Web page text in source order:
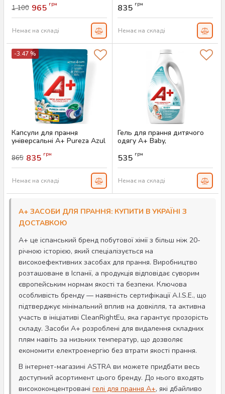
Артикул:AS-00444
1 100 965 грн
Немає на складі
Артикул:
835 грн
Немає на складі
-3.47 %
Капсули для прання
універсальні A+ Pureza Azul
Артикул: AS-00145
865 835 грн
Немає на складі
Гель для прання дитячого
одягу A+ Baby,
прань)
Артикул:AS-00001
535 грн
Немає на складі
A+ ЗАСОБИ ДЛЯ ПРАННЯ: КУПИТИ В УКРАЇНІ З
ДОСТАВКОЮ
A+ це іспанський бренд побутової хімії з більш ніж 20-
річною історією, який спеціалізується на
високоефективних засобах для прання. Виробництво
розташоване в Іспанії, а продукція відповідає суворим
європейським нормам якості та безпеки. Ключова
особливість бренду — наявність сертифікації A.I.S.E., що
підтверджує мінімальний вплив на довкілля, та активна
участь в ініціативі CleanRightEu, яка гарантує прозорість
складу. Засоби A+ розроблені для видалення складних
плям навіть за низьких температур, що дозволяє
економити електроенергію без втрати якості прання.
В інтернет-магазині ASTRA ви можете придбати весь
доступний асортимент цього бренду. До нього входять
висококонцентровані гелі для прання A+, які дбайливо